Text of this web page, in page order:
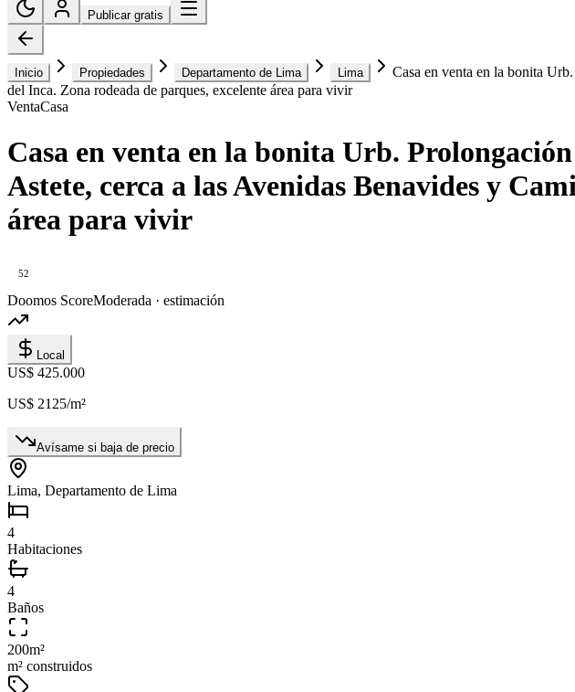
Publicar gratis
Inicio Propiedades Departamento de Lima Lima
Casa en venta en la bonita
del Inca. Zona rodeada de parques, excelente área para vivir
VentaCasa
Casa en venta en la bonita Urb.
Astete, cerca a las Avenidas Benavides y
área para vivir
52
Doomos ScoreModerada · estimación
Local
US$ 425.000
US$ 2125/m²
Avísame si baja de precio
Lima, Departamento de Lima
4
Habitaciones
4
Baños
200m²
m² construidos